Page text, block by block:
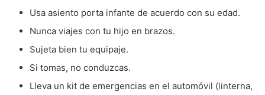
Usa asiento porta infante de acuerdo con su edad.
Nunca viajes con tu hijo en brazos.
Sujeta bien tu equipaje.
Si tomas, no conduzcas.
Lleva un kit de emergencias en el automóvil (linterna,